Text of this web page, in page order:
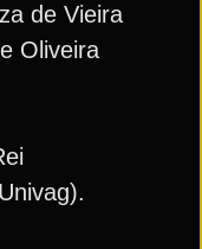
de Vieira
Oliveira